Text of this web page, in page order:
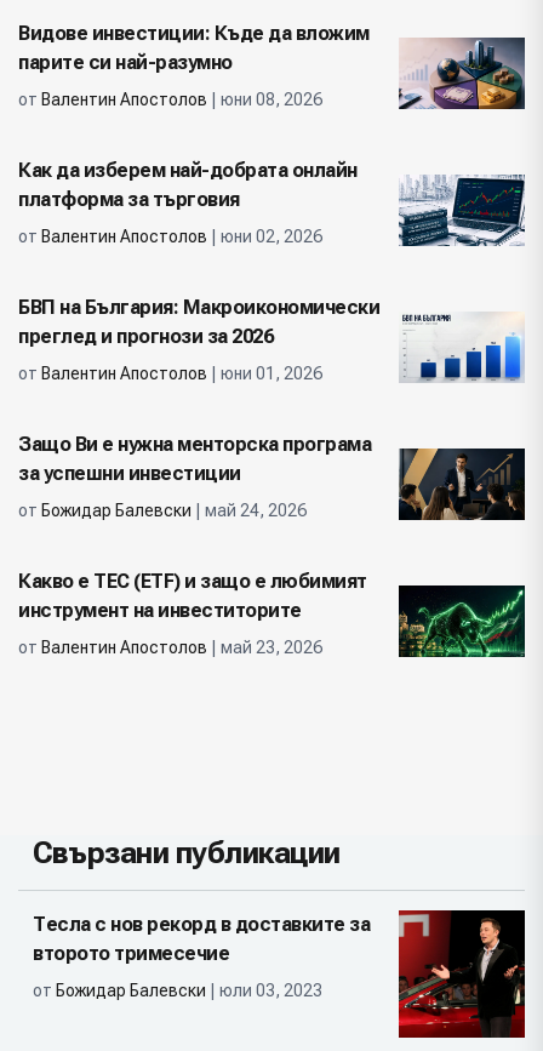
Видове инвестиции: Къде да вложим
парите си най-разумно
от Валентин Апостолов | юни 08, 2026
Как да изберем най-добрата онлайн
платформа за търговия
от Валентин Апостолов | юни 02, 2026
БВП на България: Макроикономически
преглед и прогнози за 2026
от Валентин Апостолов | юни 01, 2026
Защо Ви е нужна менторска програма
за успешни инвестиции
от Божидар Балевски | май 24, 2026
Какво е ТЕС (ETF) и защо е любимият
инструмент на инвеститорите
от Валентин Апостолов | май 23, 2026
Свързани публикации
Тесла с нов рекорд в доставките за
второто тримесечие
от Божидар Балевски | юли 03, 2023